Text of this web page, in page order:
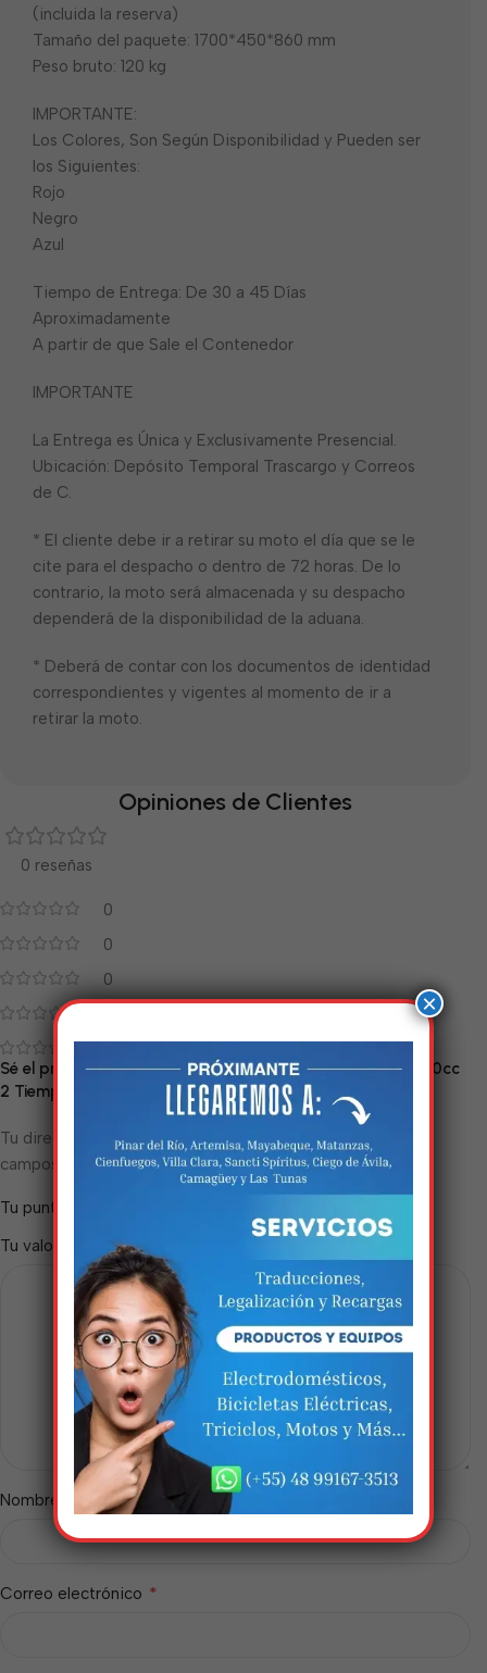
(incluida la reserva)
Tamaño del paquete: 1700*450*860 mm
Peso bruto: 120 kg
IMPORTANTE:
Los Colores, Son Según Disponibilidad y Pueden ser
los Siguientes:
Rojo
Negro
Azul
Tiempo de Entrega: De 30 a 45 Días
Aproximadamente
A partir de que Sale el Contenedor
IMPORTANTE
La Entrega es Única y Exclusivamente Presencial.
Ubicación: Depósito Temporal Trascargo y Correos
de C.
* El cliente debe ir a retirar su moto el día que se le
cite para el despacho o dentro de 72 horas. De lo
contrario, la moto será almacenada y su despacho
dependerá de la disponibilidad de la aduana.
* Deberá de contar con los documentos de identidad
correspondientes y vigentes al momento de ir a
retirar la moto.
Opiniones de Clientes
0 reseñas
0
0
0
Sé el primero en valorar “Moto de Combustión MZ-AX 100cc
2 Tiempos (Completa)”
Tu dirección de correo electrónico no será publicada.
campos obligatorios están marcados con *
Tu puntuación
Tu valoración *
Nombre
Correo electrónico *
×
Estamos trabalhando
nisso!
Em breve, esta página estará
disponível com novidades
incríveis. Agradecemos pela
paciência e compreensão.